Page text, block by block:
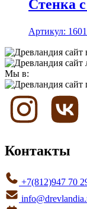
Стенка
Артикул: 1601
Мы в:
Контакты
+7(812)947 70